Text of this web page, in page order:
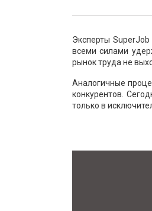
Эксперты
всеми силами
рынок труда не
Аналогичные
конкурентов.
только в